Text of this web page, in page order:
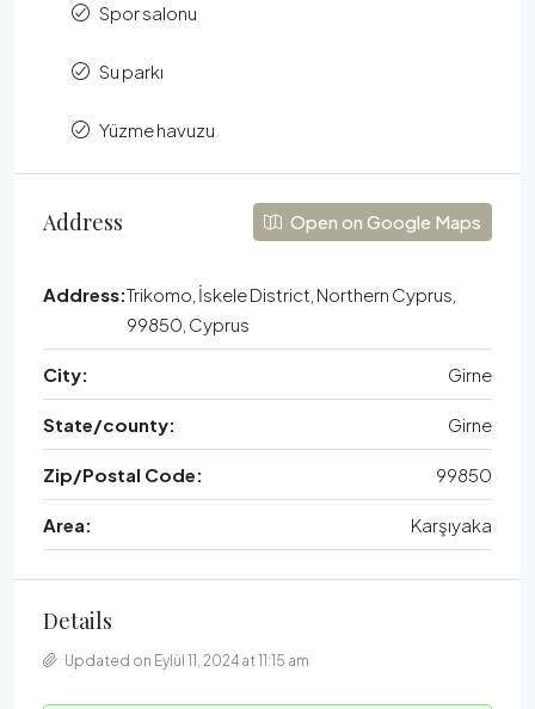
Spor salonu
Su parkı
Yüzme havuzu
Address Open on Google Maps
Address:Trikomo, İskele District, Northern Cyprus,
99850, Cyprus
City: Girne
State/county: Girne
Zip/Postal Code: 99850
Area: Karşıyaka
Details
Updated on Eylül 11, 2024 at 11:15 am